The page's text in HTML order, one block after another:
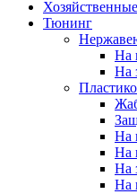
Тюнинг
На
На
На
На
На
На